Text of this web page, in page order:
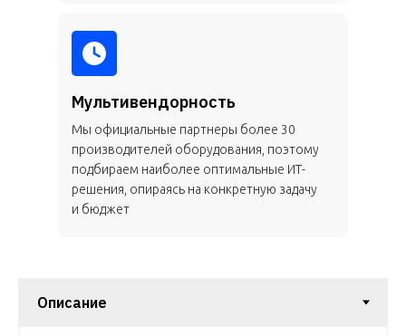
Мультивендорность
Мы официальные партнеры более 30
производителей оборудования, поэтому
подбираем наиболее оптимальные ИТ-
решения, опираясь на конкретную задачу
и бюджет